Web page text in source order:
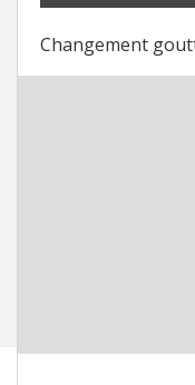
Changement